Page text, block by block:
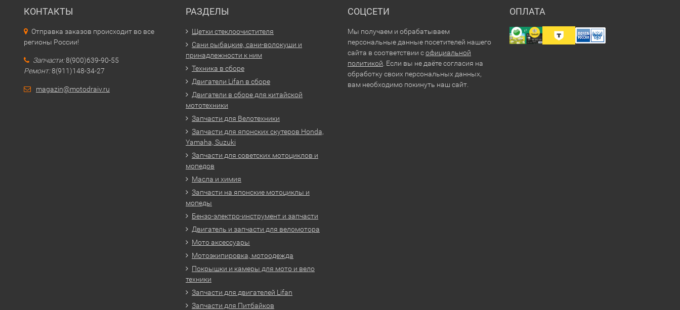
КОНТАКТЫ
Отправка заказов происходит во все
регионы России!
Запчасти:8(900)639-90-55
Ремонт:8(911)148-34-27
magazin@motodraiv.ru
РАЗДЕЛЫ
Щетки стеклоочистителя
Сани рыбацкие, сани-волокуши и
принадлежности к ним
Техника в сборе
Двигатели Lifan в сборе
Двигатели в сборе для китайской
мототехники
Запчасти для Велотехники
Запчасти для японских скутеров Honda,
Yamaha, Suzuki
Запчасти для советских мотоциклов и
мопедов
Масла и химия
Запчасти на японские мотоциклы и
мопеды
Бензо-электро-инструмент и запчасти
Двигатель и запчасти для веломотора
Мото аксессуары
Мотоэкипировка, мотоодежда
Покрышки и камеры для мото и вело
техники
Запчасти для двигателей Lifan
Запчасти для Питбайков
СОЦСЕТИ
Мы получаем и обрабатываем
персональные данные посетителей нашего
сайта в соответствии софициальной
политикой . Если вы не даёте согласия на
обработку своих персональных данных,
вам необходимо покинуть наш сайт.
ОПЛАТА